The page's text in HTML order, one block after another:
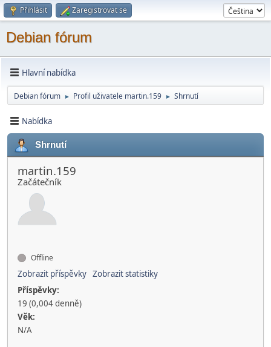
Přihlásit Zaregistrovat se
Debian fórum
Hlavní nabídka
Debian fórum ► Profil uživatele martin.159 ► Shrnutí
Nabídka
Shrnutí
martin.159
Začátečník
Offline
Zobrazit příspěvky Zobrazit statistiky
Příspěvky:
19 (0,004 denně)
Věk:
N/A